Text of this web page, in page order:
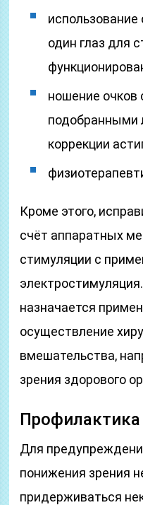
использование
один глаз для
ношение очков
подобранными
коррекции
Кроме этого,
счёт аппаратных
стимуляции с
назначается
осуществление
вмешательства,
зрения здорового
Профилактика
Для
понижения зрения
придерживаться